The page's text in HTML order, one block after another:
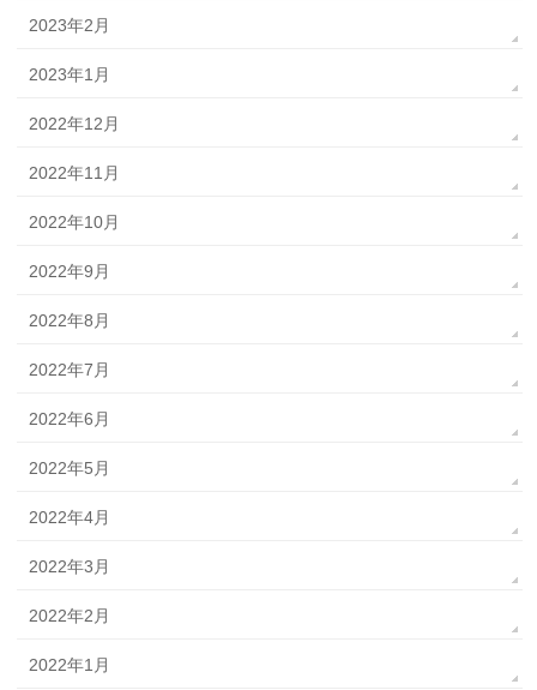
2023年2月
2023年1月
2022年12月
2022年11月
2022年10月
2022年9月
2022年8月
2022年7月
2022年6月
2022年5月
2022年4月
2022年3月
2022年2月
2022年1月